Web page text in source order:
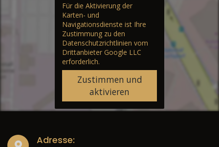
Für die Aktivierung der
Karten- und
Navigationsdienste ist Ihre
Zustimmung zu den
Datenschutzrichtlinien vom
Drittanbieter Google LLC
erforderlich.
Zustimmen und
aktivieren
Adresse: